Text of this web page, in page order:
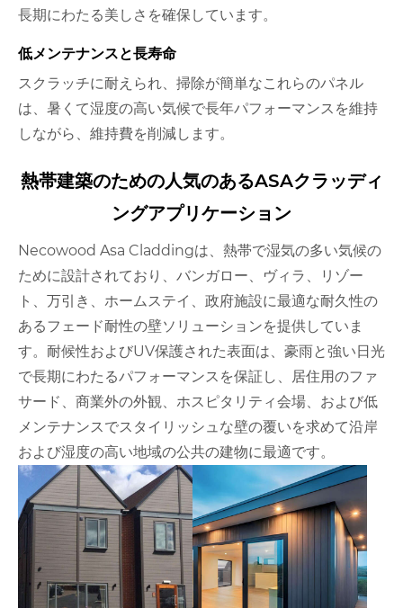
長期にわたる美しさを確保しています。
低メンテナンスと長寿命
スクラッチに耐えられ、掃除が簡単なこれらのパネル
は、暑くて湿度の高い気候で長年パフォーマンスを維持
しながら、維持費を削減します。
熱帯建築のための人気のあるASAクラッディ
ングアプリケーション
Necowood Asa Claddingは、熱帯で湿気の多い気候の
ために設計されており、バンガロー、ヴィラ、リゾー
ト、万引き、ホームステイ、政府施設に最適な耐久性の
あるフェード耐性の壁ソリューションを提供していま
す。耐候性およびUV保護された表面は、豪雨と強い日光
で長期にわたるパフォーマンスを保証し、居住用のファ
サード、商業外の外観、ホスピタリティ会場、および低
メンテナンスでスタイリッシュな壁の覆いを求めて沿岸
および湿度の高い地域の公共の建物に最適です。